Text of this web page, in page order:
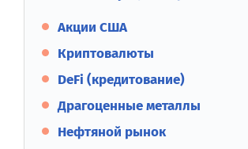
Акции США
Криптовалюты
DeFi (кредитование)
Драгоценные металлы
Нефтяной рынок